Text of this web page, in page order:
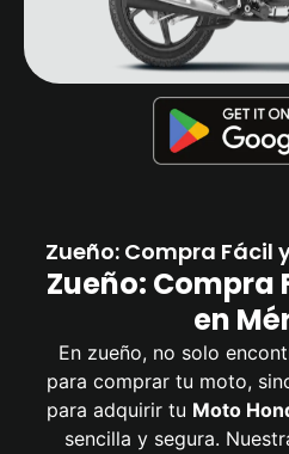
Zueño: Compra Fácil
Zueño: Compra
en
En zueño, no solo
para comprar tu moto,
para adquirir tu Moto
sencilla y segura.